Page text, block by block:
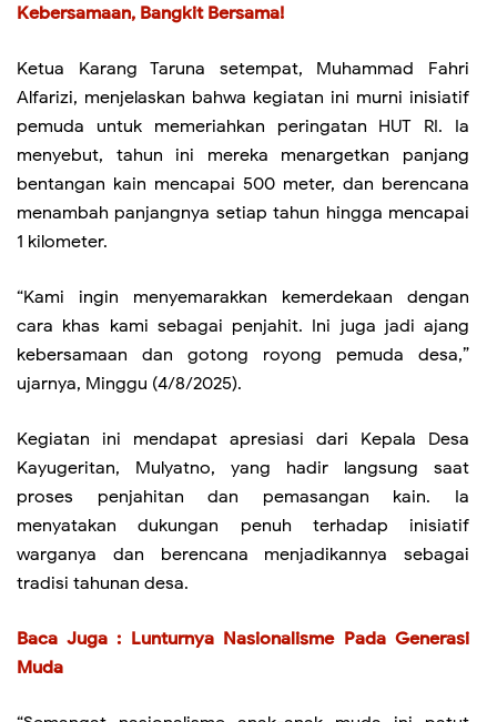
Kebersamaan, Bangkit Bersama!
Ketua Karang Taruna setempat, Muhammad Fahri
Alfarizi, menjelaskan bahwa kegiatan ini murni inisiatif
pemuda untuk memeriahkan peringatan HUT RI. Ia
menyebut, tahun ini mereka menargetkan panjang
bentangan kain mencapai 500 meter, dan berencana
menambah panjangnya setiap tahun hingga mencapai
1 kilometer.
“Kami ingin menyemarakkan kemerdekaan dengan
cara khas kami sebagai penjahit. Ini juga jadi ajang
kebersamaan dan gotong royong pemuda desa,”
ujarnya, Minggu (4/8/2025).
Kegiatan ini mendapat apresiasi dari Kepala Desa
Kayugeritan, Mulyatno, yang hadir langsung saat
proses penjahitan dan pemasangan kain. Ia
menyatakan dukungan penuh terhadap inisiatif
warganya dan berencana menjadikannya sebagai
tradisi tahunan desa.
Baca Juga : Lunturnya Nasionalisme Pada Generasi
Muda